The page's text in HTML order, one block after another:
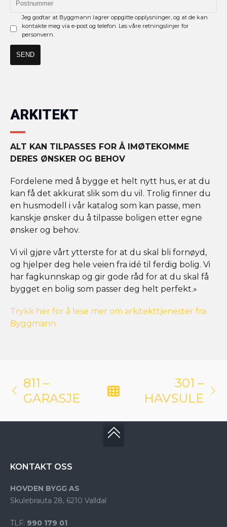
Jeg godtar at Byggmann lagrer oppgitte opplysninger, og at de kan
kontakte meg via e-post og telefon. Les våre retningslinjer for
personvern.
ARKITEKT
ALT KAN TILPASSES FOR Å IMØTEKOMME
DERES ØNSKER OG BEHOV
Fordelene med å bygge et helt nytt hus, er at du
kan få det akkurat slik som du vil. Trolig finner du
en husmodell i vår katalog som kan passe, men
kanskje ønsker du å tilpasse boligen etter egne
ønsker og behov.
Vi vil gjøre vårt ytterste for at du skal bli fornøyd,
og hjelper deg hele veien fra idé til ferdig bolig. Vi
har fagkunnskap og gir gode råd for at du skal få
bygget en bolig som passer deg helt perfekt.»
Trykk her for å lese mer om arkitekttjenester fra
Byggmann.
811 –
GARASJE
301 –
HAVSULE
KONTAKT OSS
HOVDEN BYGG AS
Skulebrauta 28, 6210 Valldal
TLF: 990 179 01